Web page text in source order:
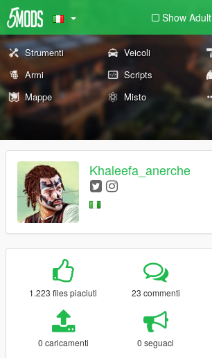
Show Adult
Strumenti Veicoli
Armi
Scripts
Mappe
Misto
Khaleefa_anerche
1.223 files piaciuti 23 commenti
0 caricamenti 0 seguaci